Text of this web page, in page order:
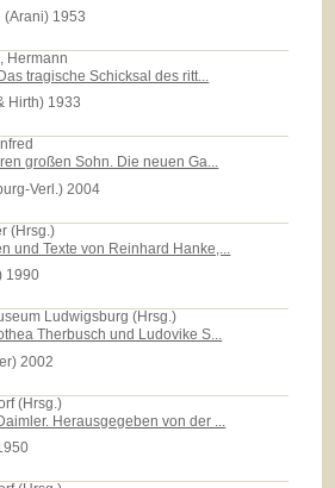
(Arani) 1953
Hermann
tragische Schicksal des ritt...
Hirth) 1933
großen Sohn. Die neuen Ga...
Verl.) 2004
(Hrsg.)
und Texte von Reinhard Hanke,...
1990
Ludwigsburg (Hrsg.)
Therbusch und Ludovike S...
2002
(Hrsg.)
Herausgegeben von der ...